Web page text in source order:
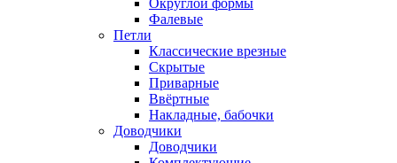
Округлой формы
Фалевые
Петли
Классические врезные
Скрытые
Приварные
Ввёртные
Накладные, бабочки
Доводчики
Доводчики